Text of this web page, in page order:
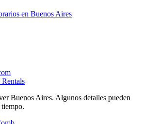
en Buenos Aires
Buenos Aires. Algunos detalles pueden